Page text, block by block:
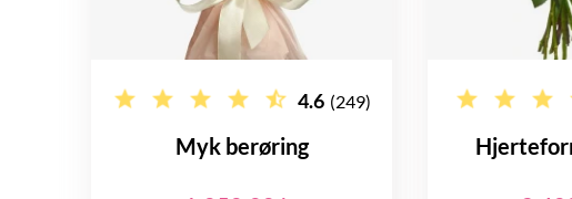
4.6 (249)
Myk berøring